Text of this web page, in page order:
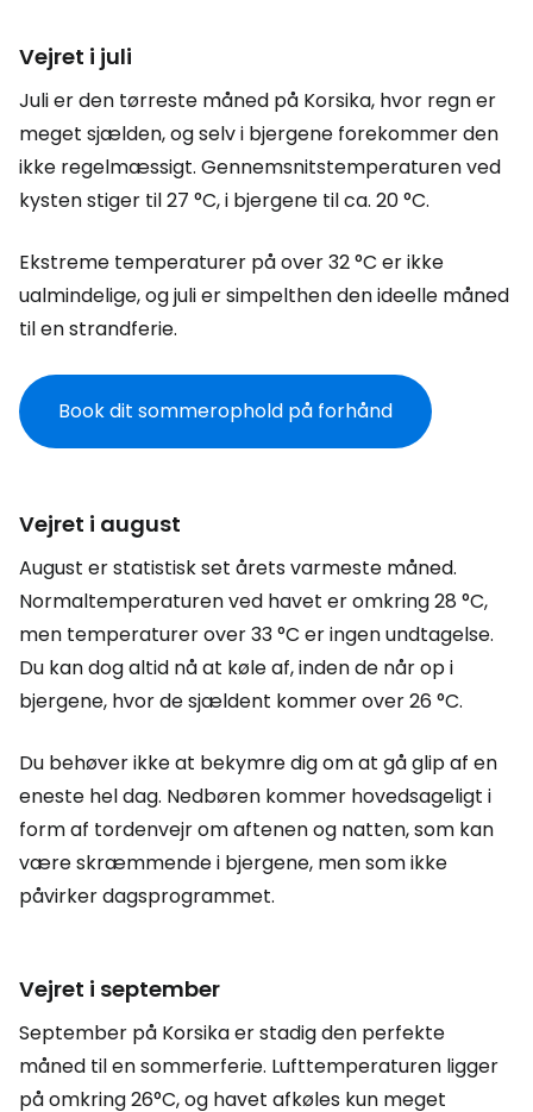
Vejret i juli
Juli er den tørreste måned på Korsika, hvor regn er
meget sjælden, og selv i bjergene forekommer den
ikke regelmæssigt. Gennemsnitstemperaturen ved
kysten stiger til 27 °C, i bjergene til ca. 20 °C.
Ekstreme temperaturer på over 32 °C er ikke
ualmindelige, og juli er simpelthen den ideelle måned
til en strandferie.
Book dit sommerophold på forhånd
Vejret i august
August er statistisk set årets varmeste måned.
Normaltemperaturen ved havet er omkring 28 °C,
men temperaturer over 33 °C er ingen undtagelse.
Du kan dog altid nå at køle af, inden de når op i
bjergene, hvor de sjældent kommer over 26 °C.
Du behøver ikke at bekymre dig om at gå glip af en
eneste hel dag. Nedbøren kommer hovedsageligt i
form af tordenvejr om aftenen og natten, som kan
være skræmmende i bjergene, men som ikke
påvirker dagsprogrammet.
Vejret i september
September på Korsika er stadig den perfekte
måned til en sommerferie. Lufttemperaturen ligger
på omkring 26°C, og havet afkøles kun meget